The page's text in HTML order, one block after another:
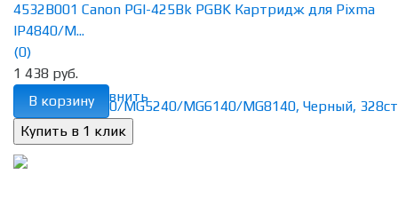
избранное сравнить
4532B001 Canon PGI-425Bk PGBK Картридж для Pixma
IP4840/M...
(0)
1 438 руб.
В корзину